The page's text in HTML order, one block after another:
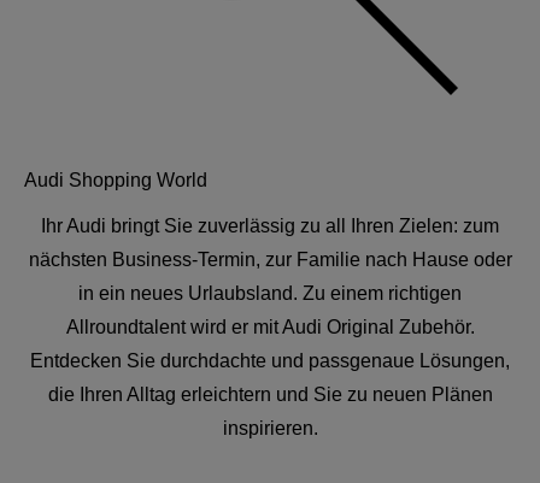
Audi Shopping World
Ihr Audi bringt Sie zuverlässig zu all Ihren Zielen: zum
nächsten Business-Termin, zur Familie nach Hause oder
in ein neues Urlaubsland. Zu einem richtigen
Allroundtalent wird er mit Audi Original Zubehör.
Entdecken Sie durchdachte und passgenaue Lösungen,
die Ihren Alltag erleichtern und Sie zu neuen Plänen
inspirieren.